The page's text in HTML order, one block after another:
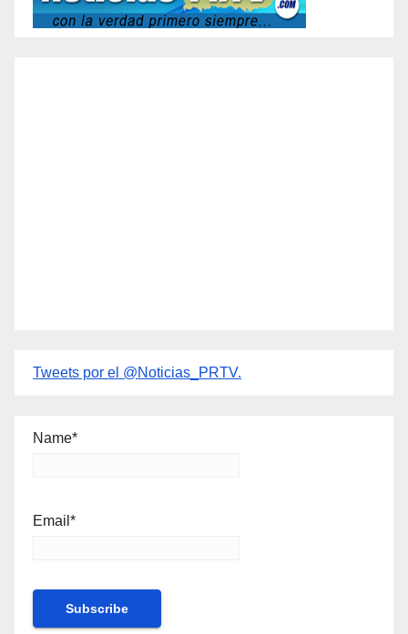
Tweets por el @Noticias_PRTV.
Name*
Email*